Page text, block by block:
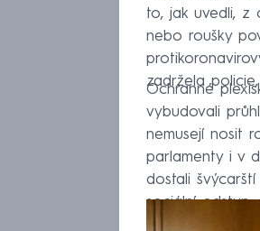
to, jak uvedli, z
nebo roušky
zadržela
Ochranné
vybudovali
nemusejí nosit
parlamenty i v
dostali
sociální